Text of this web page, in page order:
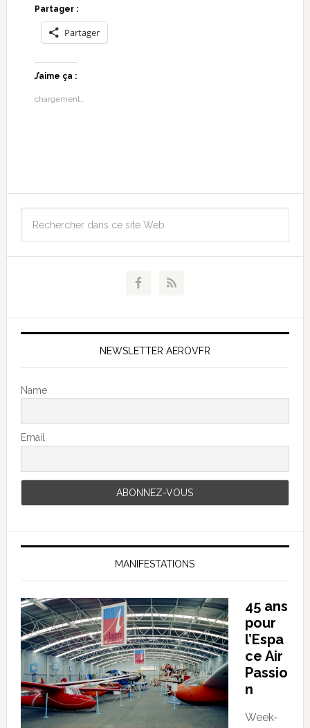
Partager :
Partager
J’aime ça :
chargement…
NEWSLETTER AEROVFR
Name
Email
MANIFESTATIONS
45 ans
pour
l’Espa
ce Air
Passio
n
Week-